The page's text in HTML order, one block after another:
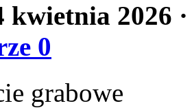
kwietnia 2026
0
grabowe